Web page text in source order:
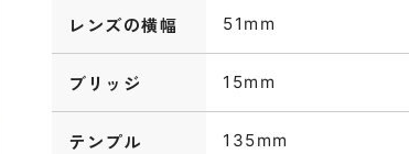
レンズの横幅 51mm
ブリッジ 15mm
テンプル 135mm